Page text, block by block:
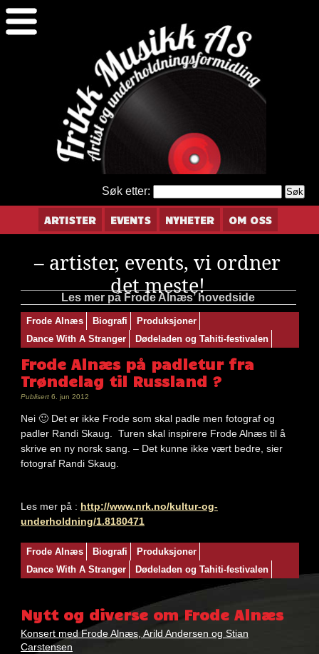
Søk etter:
ARTISTER EVENTS NYHETER OM OSS
– artister, events, vi ordner
det meste!
Les mer på Frode Alnæs’ hovedside
Frode Alnæs Biografi
Produksjoner
Dance With A Stranger
Dødeladen og Tahiti-festivalen
Frode Alnæs på padletur fra
Trøndelag til Russland ?
Publisert6. jun 2012
Nei 🙂 Det er ikke Frode som skal padle men fotograf og
padler Randi Skaug. Turen skal inspirere Frode Alnæs til å
skrive en ny norsk sang. – Det kunne ikke vært bedre, sier
fotograf Randi Skaug.
Les mer på : http://www.nrk.no/kultur-og-
underholdning/1.8180471
Nøkkelord:
alnæs
Frode Alnæs Biografi
Produksjoner
Dance With A Stranger
Dødeladen og Tahiti-festivalen
Nytt og diverse om Frode Alnæs
Konsert med Frode Alnæs, Arild Andersen og Stian
Carstensen